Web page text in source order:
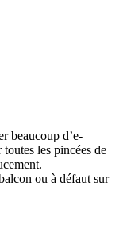
beaucoup d’e-
les pincées de
ou à défaut sur